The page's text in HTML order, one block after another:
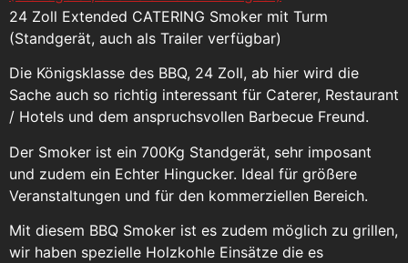
24 Zoll Extended CATERING Smoker mit Turm
(Standgerät, auch als Trailer verfügbar)
Die Königsklasse des BBQ, 24 Zoll, ab hier wird die
Sache auch so richtig interessant für Caterer, Restaurant
/ Hotels und dem anspruchsvollen Barbecue Freund.
Der Smoker ist ein 700Kg Standgerät, sehr imposant
und zudem ein Echter Hingucker. Ideal für größere
Veranstaltungen und für den kommerziellen Bereich.
Mit diesem BBQ Smoker ist es zudem möglich zu grillen,
wir haben spezielle Holzkohle Einsätze die es